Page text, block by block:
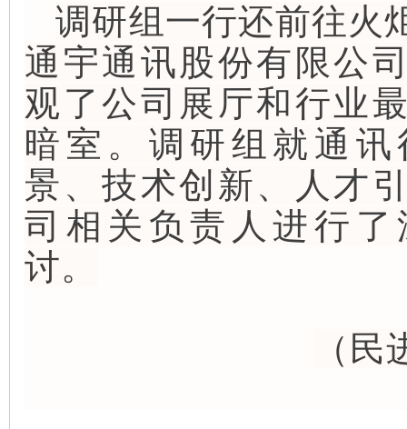
调研组一行还前往火
通宇通讯股份有限公
观了公司展厅和行业
暗室。调研组就通
景、技术创新、人才
司相关负责人进行
讨。
（